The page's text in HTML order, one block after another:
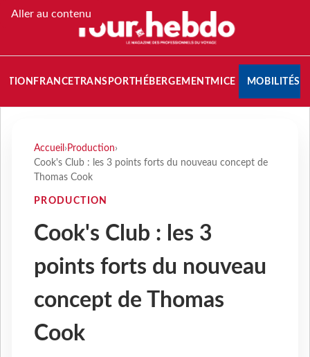
Aller au contenu
FRANCETRANSPORT HÉBERGEMENTMICE MOBILITÉS
Accueil › Production›
Cook's Club : les 3 points forts du nouveau concept de
Thomas Cook
PRODUCTION
Cook's Club : les 3
points forts du nouveau
concept de Thomas
Cook